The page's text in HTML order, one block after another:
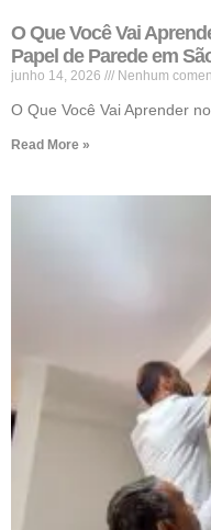
O Que Você Vai
Papel de Parede em
junho 14, 2026 Nenhum
O Que Você Vai Aprender
Read More »